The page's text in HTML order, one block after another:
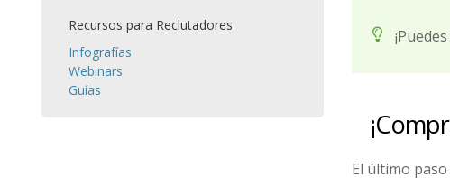
El último
Recursos para Reclutadores
Infografías
Webinars
Guías